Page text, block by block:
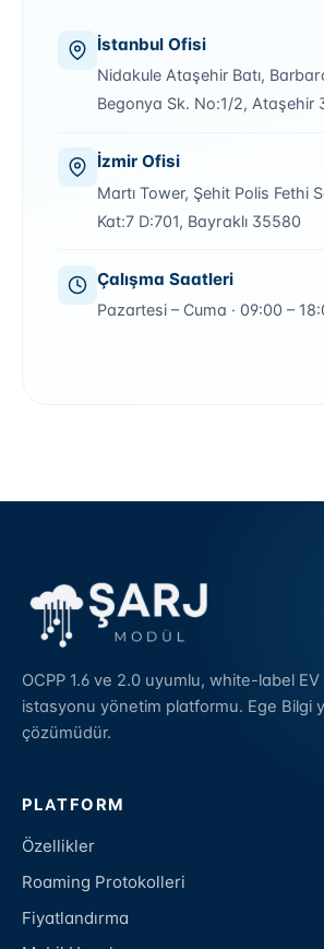
İstanbul Ofisi
Nidakule Ataşehir Batı,
Begonya Sk. No:1/2, Ataşehir
İzmir Ofisi
Martı Tower, Şehit Polis Fethi
Kat:7 D:701, Bayraklı 35580
Çalışma Saatleri
Pazartesi – Cuma · 09:00 –
OCPP 1.6 ve 2.0 uyumlu, white-label EV
istasyonu yönetim platformu. Ege Bilgi
çözümüdür.
PLATFORM
Özellikler
Roaming Protokolleri
Fiyatlandırma